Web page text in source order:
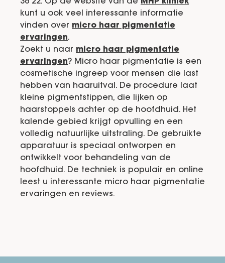
kunt u ook veel interessante informatie
vinden over micro haar pigmentatie
ervaringen.
Zoekt u naar micro haar pigmentatie
ervaringen? Micro haar pigmentatie is een
cosmetische ingreep voor mensen die last
hebben van haaruitval. De procedure laat
kleine pigmentstippen, die lijken op
haarstoppels achter op de hoofdhuid. Het
kalende gebied krijgt opvulling en een
volledig natuurlijke uitstraling. De gebruikte
apparatuur is speciaal ontworpen en
ontwikkelt voor behandeling van de
hoofdhuid. De techniek is populair en online
leest u interessante micro haar pigmentatie
ervaringen en reviews.